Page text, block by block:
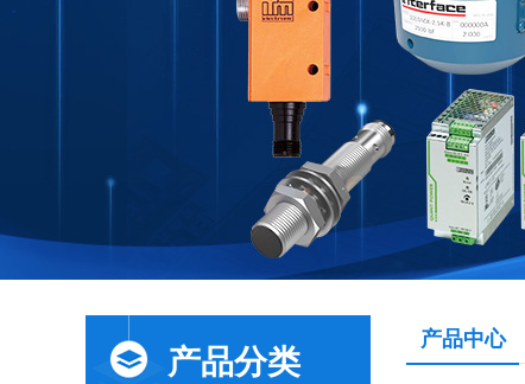
产品分类
产品中心